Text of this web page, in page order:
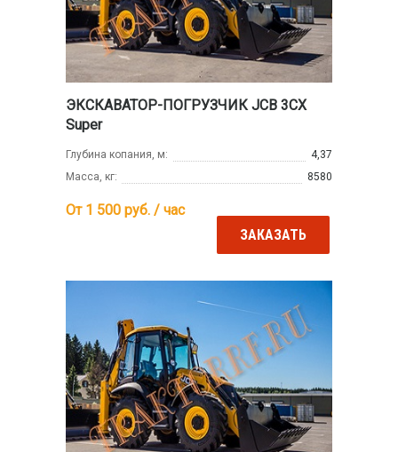
ЭКСКАВАТОР-ПОГРУЗЧИК JCB 3CX
Super
Глубина копания, м:
4,37
Масса, кг:
8580
От 1 500 руб. / час
ЗАКАЗАТЬ